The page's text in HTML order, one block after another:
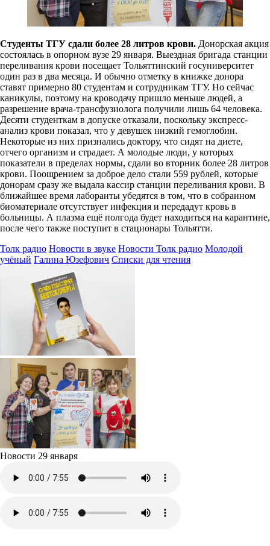
Студенты ТГУ сдали более 28 литров крови. Донорская акция
состоялась в опорном вузе 29 января. Выездная бригада станции
переливания крови посещает Тольяттинский госуниверситет
один раз в два месяца. И обычно отметку в книжке донора
ставят примерно 80 студентам и сотрудникам ТГУ. Но сейчас
каникулы, поэтому на кроводачу пришло меньше людей, а
разрешение врача-трансфузиолога получили лишь 64 человека.
Десяти студенткам в допуске отказали, поскольку экспресс-
анализ крови показал, что у девушек низкий гемоглобин.
Некоторые из них признались доктору, что сидят на диете,
отчего организм и страдает. А молодые люди, у которых
показатели в пределах нормы, сдали во вторник более 28 литров
крови. Поощрением за доброе дело стали 559 рублей, которые
донорам сразу же выдала кассир станции переливания крови. В
ближайшее время лаборанты убедятся в том, что в собранном
биоматериале отсутствует инфекция и передадут кровь в
больницы. А плазма ещё полгода будет находиться на карантине,
после чего также поступит в стационары Тольятти.
Толк радио Новости в звуке Новости Толк радио Молодой
учёный Галина Юзефович Списки для чтения
Новости 29 января